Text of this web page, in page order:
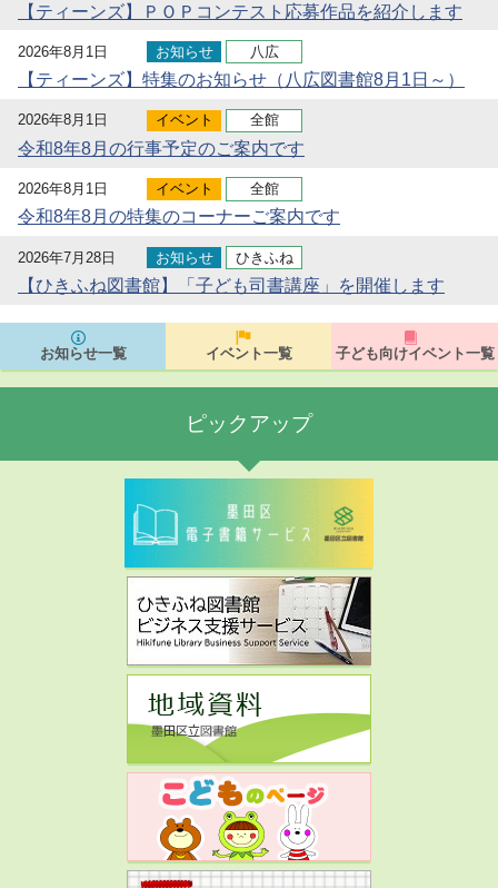
【ティーンズ】ＰＯＰコンテスト応募作品を紹介します
2026年8月1日 お知らせ 八広
【ティーンズ】特集のお知らせ（八広図書館8月1日～）
2026年8月1日 イベント 全館
令和8年8月の行事予定のご案内です
2026年8月1日 イベント 全館
令和8年8月の特集のコーナーご案内です
2026年7月28日 お知らせ ひきふね
【ひきふね図書館】「子ども司書講座」を開催します
お知らせ一覧 イベント一覧 子ども向けイベント一覧
ピックアップ